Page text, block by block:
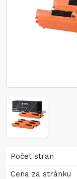
Počet stran
Cena za stránku